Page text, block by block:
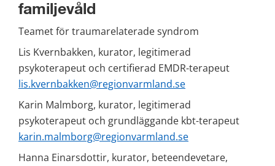
familjevåld
Teamet för traumarelaterade syndrom
Lis Kvernbakken, kurator, legitimerad
psykoterapeut och certifierad EMDR-terapeut
lis.kvernbakken@regionvarmland.se
Karin Malmborg, kurator, legitimerad
psykoterapeut och grundläggande kbt-terapeut
karin.malmborg@regionvarmland.se
Hanna Einarsdottir, kurator, beteendevetare,